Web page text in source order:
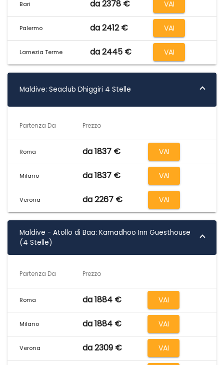
Bari da 2378 € VAI
Palermo da 2412 € VAI
Lamezia Terme da 2445 € VAI
Maldive: Seaclub Dhiggiri 4 Stelle
Partenza Da Prezzo
Roma da 1837 € VAI
Milano da 1837 € VAI
Verona da 2267 € VAI
Maldive - Atollo di Baa: Kamadhoo Inn Guesthouse
(4 Stelle)
Partenza Da Prezzo
Roma da 1884 € VAI
Milano da 1884 € VAI
Verona da 2309 € VAI